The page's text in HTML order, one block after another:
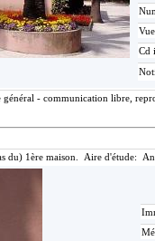
Cd
- communication libre,
du) 1ère maison. Aire d'étude: